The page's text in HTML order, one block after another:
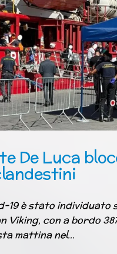
De Luca
19 è stato individuato
Viking, con a bordo
mattina nel…